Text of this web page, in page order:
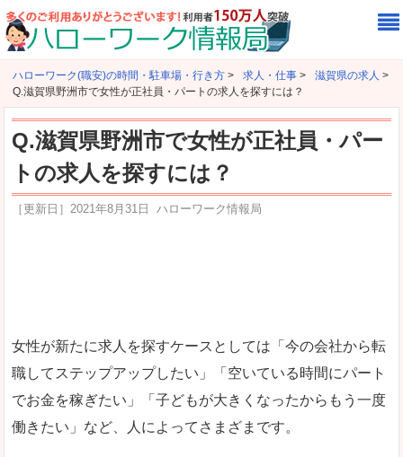
ハローワーク(職安)の時間・駐車場・行き方 > 求人・仕事 > 滋賀県の求人 >
Q.滋賀県野洲市で女性が正社員・パートの求人を探すには？
Q.滋賀県野洲市で女性が正社員・パー
トの求人を探すには？
［更新日］ 2021年8月31日 ハローワーク情報局
女性が新たに求人を探すケースとしては「今の会社から転
職してステップアップしたい」「空いている時間にパート
でお金を稼ぎたい」「子どもが大きくなったからもう一度
働きたい」など、人によってさまざまです。